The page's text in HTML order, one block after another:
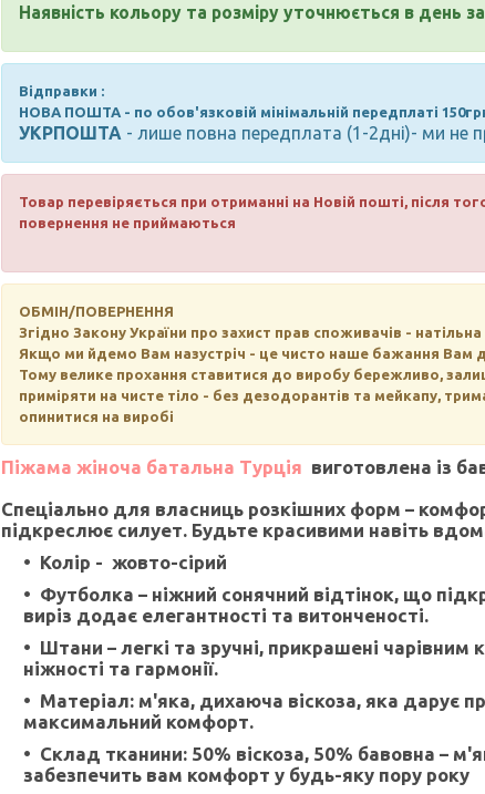
Наявність кольору та розміру уточнюється в день
Відправки :
НОВА ПОШТА - по обов'язковій мінімальній передплаті
УКРПОШТА - лише повна передплата (1-2дні)- ми
Товар перевіряється при отриманні на Новій пошті, після
повернення не приймаються
ОБМІН/ПОВЕРНЕННЯ
Згідно Закону України про захист прав споживачів -
Якщо ми йдемо Вам назустріч - це чисто наше бажання Вам
Тому велике прохання ставитися до виробу бережливо,
приміряти на чисте тіло - без дезодорантів та мейкапу,
опинитися на виробі
Піжама жіноча батальна Турція виготовлена із
Спеціально для власниць розкішних форм –
підкреслює силует. Будьте красивими навіть
Колір - жовто-сірий
Футболка – ніжний сонячний відтінок, що
виріз додає елегантності та витонченості.
Штани – легкі та зручні, прикрашені
ніжності та гармонії.
Матеріал: м'яка, дихаюча віскоза, яка дарує
максимальний комфорт.
Склад тканини: 50% віскоза, 50% бавовна –
забезпечить вам комфорт у будь-яку пору року